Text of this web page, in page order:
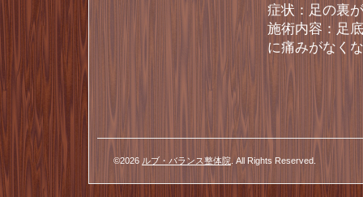
症状：足の裏
施術内容：足
に痛みがなく
©2026 ルブ・バランス整体院 . All Rights Reserved.